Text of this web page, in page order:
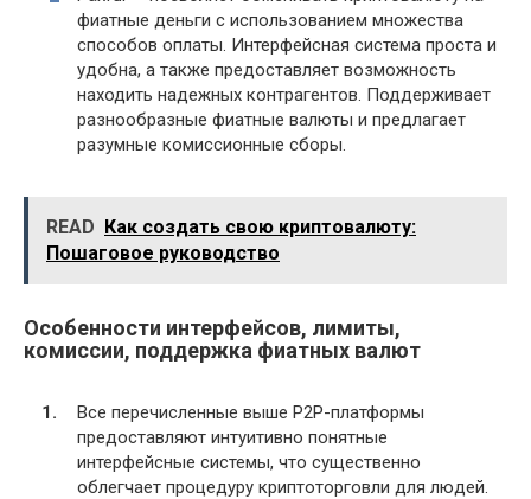
фиатные деньги с использованием множества
способов оплаты. Интерфейсная система проста и
удобна, а также предоставляет возможность
находить надежных контрагентов. Поддерживает
разнообразные фиатные валюты и предлагает
разумные комиссионные сборы.
READ Как создать свою криптовалюту:
Пошаговое руководство
Особенности интерфейсов, лимиты,
комиссии, поддержка фиатных валют
Все перечисленные выше P2P-платформы
предоставляют интуитивно понятные
интерфейсные системы, что существенно
облегчает процедуру криптоторговли для людей.